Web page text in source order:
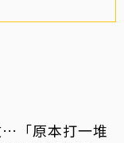
「原本打一堆